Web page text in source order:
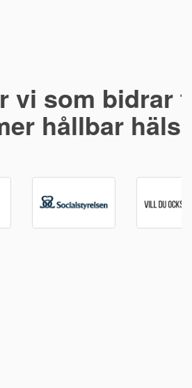
som bidrar till
hållbar hälsa
Sverige